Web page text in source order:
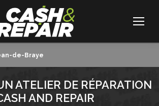
de-Braye
ATELIER DE RÉPARATION
AND REPAIR